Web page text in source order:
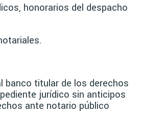
honorarios del despacho
banco titular de los derechos
jurídico sin anticipos
ante notario público